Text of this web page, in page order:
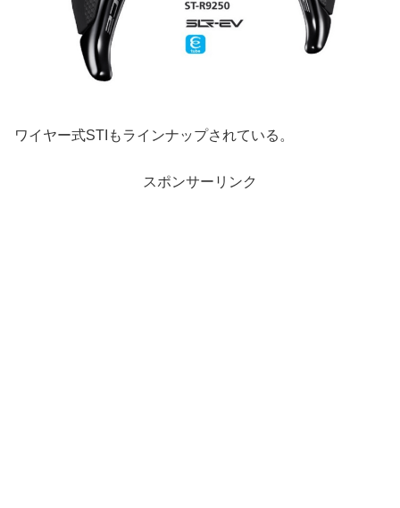
ワイヤー式STIもラインナップされている。
スポンサーリンク